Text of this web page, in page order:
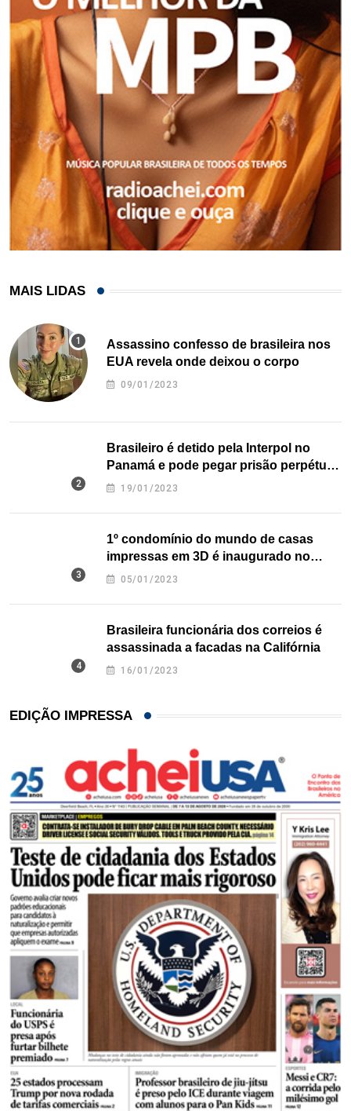
MAIS LIDAS
Assassino confesso de brasileira nos
EUA revela onde deixou o corpo
09/01/2023
Brasileiro é detido pela Interpol no
Panamá e pode pegar prisão perpétua
nos EUA
19/01/2023
1º condomínio do mundo de casas
impressas em 3D é inaugurado no
Texas
05/01/2023
Brasileira funcionária dos correios é
assassinada a facadas na Califórnia
16/01/2023
EDIÇÃO IMPRESSA